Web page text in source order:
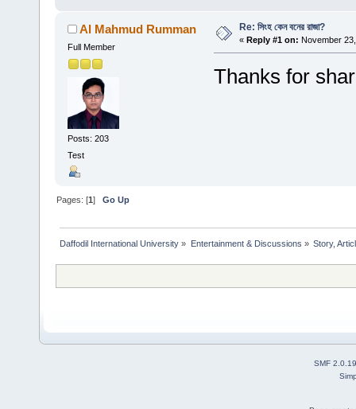
Al Mahmud Rumman
Full Member
Posts: 203
Test
Re: সিংহ কেন বনের রাজা?
« Reply #1 on: November
Thanks for
Pages: [1]Go Up
Daffodil International University » Entertainment & Discussions » Story,
SMF 2.0.19